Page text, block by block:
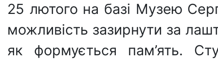
25 лютого на базі Музею
можливість зазирнути за
як формується пам’ять.